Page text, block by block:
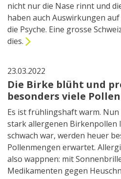
nicht nur die Nase rinnt und
haben auch Auswirkungen
die Psyche. Eine grosse
dies.
23.03.2022
Die Birke blüht und
besonders viele Pollen
Es ist frühlingshaft warm.
stark allergenen Birkenpollen
schwach war, werden heuer
Pollenmengen erwartet.
also wappnen: mit
Medikamenten gegen